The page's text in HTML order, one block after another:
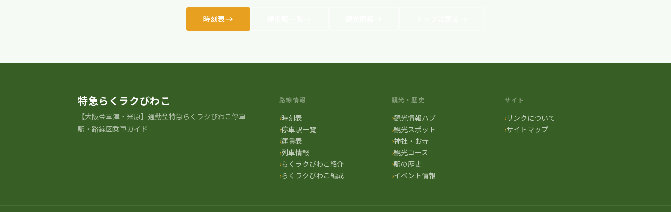
時刻表
特急らくラクびわこ
【大阪⇔草津・米原】通勤型特急らくラクびわこ停車
駅・路線図乗車ガイド
路線情報
時刻表
停車駅一覧
運賃表
列車情報
らくラクびわこ紹介
らくラクびわこ編成
観光・歴史
観光情報ハブ
観光スポット
神社・お寺
観光コース
駅の歴史
イベント情報
サイト
リンクについて
サイトマップ